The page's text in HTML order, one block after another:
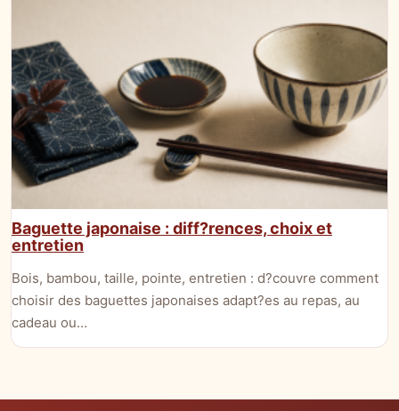
Baguette japonaise : diff?rences, choix et
entretien
Bois, bambou, taille, pointe, entretien : d?couvre comment
choisir des baguettes japonaises adapt?es au repas, au
cadeau ou…